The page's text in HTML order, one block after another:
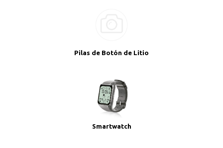
Pilas de Botón de Litio
Smartwatch